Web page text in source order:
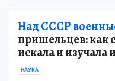
Над СССР
пришельцев: как
искала и изучала
НАУКА